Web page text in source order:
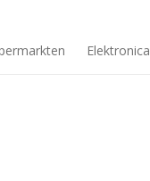
Elektronica